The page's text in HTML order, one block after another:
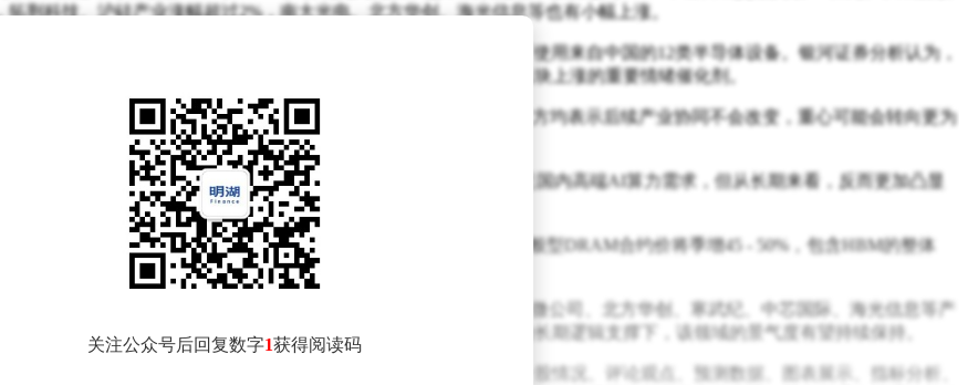
荆科技、沪硅产业涨幅超过2%，南大光电、北方华创、海光信息等也有小幅上涨。
即《芯片设备质量法案》。该法案明确禁止接受其补贴的芯片工厂使用来自中国的12类半导体设备。银河证券分析认为，
步，同时也进一步强化了行业自主可控的逻辑，这或许成为推动板块上涨的重要情绪催化剂。
光，原本市场预期的“算力航母”资本整合计划暂时搁置。不过，双方均表示后续产业协同不会改变，重心可能会转向更为
人士将此视为一种“折中”方案，虽然该方案可能在一定程度上满足国内高端AI算力需求，但从长期来看，反而更加凸显
，行业似乎正站在新一轮周期的起点。TrendForce预计，四季度一般型DRAM合约价将季增45 - 50%，包含HBM的整体
半导体设备ETF（561980）紧密跟踪中证半导指数，重点布局了中微公司、北方华创、寒武纪、中芯国际、海光信息等产
、材料以及集成电路设计三个行业的占比超过9成。在国产替代的长期逻辑支撑下，该领域的景气度有望持续保持。
成任何形式的投资建议。本文所出现的所有信息，包括但不限于个股情况、评论观点、预测数据、图表展示、指标分析、
关注公众号后回复数字1获得阅读码